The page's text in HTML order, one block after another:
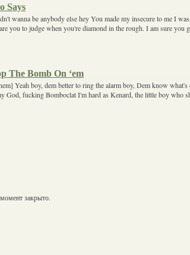
Says
wanna be anybody else hey You made my insecure to me I
you to judge when you're diamond in the rough. I am sure you
The Bomb On ‘em
Yeah boy, dem better to ring the alarm boy, Dem know
God, fucking Bomboclat I'm hard as Kenard, the little boy who
закрыто.